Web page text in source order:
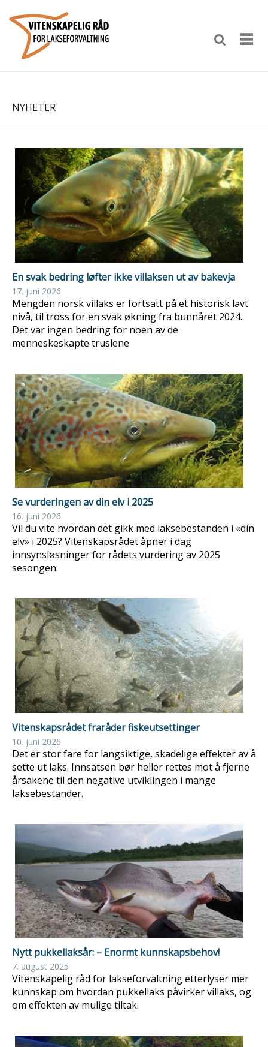
NYHETER
En svak bedring løfter ikke villaksen ut av bakevja
17. juni 2026
Mengden norsk villaks er fortsatt på et historisk lavt
nivå, til tross for en svak økning fra bunnåret 2024.
Det var ingen bedring for noen av de
menneskeskapte truslene
Se vurderingen av din elv i 2025
16. juni 2026
Vil du vite hvordan det gikk med laksebestanden i «din
elv» i 2025? Vitenskapsrådet åpner i dag
innsynsløsninger for rådets vurdering av 2025
sesongen.
Vitenskapsrådet fraråder fiskeutsettinger
10. juni 2026
Det er stor fare for langsiktige, skadelige effekter av å
sette ut laks. Innsatsen bør heller rettes mot å fjerne
årsakene til den negative utviklingen i mange
laksebestander.
Nytt pukkellaksår: – Enormt kunnskapsbehov!
7. august 2025
Vitenskapelig råd for lakseforvaltning etterlyser mer
kunnskap om hvordan pukkellaks påvirker villaks, og
om effekten av mulige tiltak.